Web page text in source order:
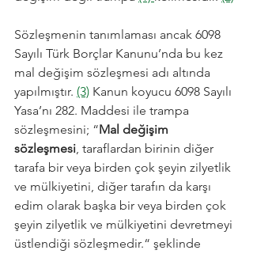
Sözleşmenin tanımlaması ancak 6098
Sayılı Türk Borçlar Kanunu’nda bu kez
mal değişim sözleşmesi adı altında
yapılmıştır. (3) Kanun koyucu 6098 Sayılı
Yasa’nı 282. Maddesi ile trampa
sözleşmesini; “Mal değişim
sözleşmesi, taraflardan birinin diğer
tarafa bir veya birden çok şeyin zilyetlik
ve mülkiyetini, diğer tarafın da karşı
edim olarak başka bir veya birden çok
şeyin zilyetlik ve mülkiyetini devretmeyi
üstlendiği sözleşmedir.“ şeklinde